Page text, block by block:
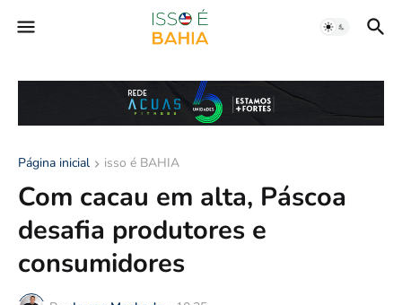
Página inicial isso é BAHIA
Com cacau em alta, Páscoa
desafia produtores e
consumidores